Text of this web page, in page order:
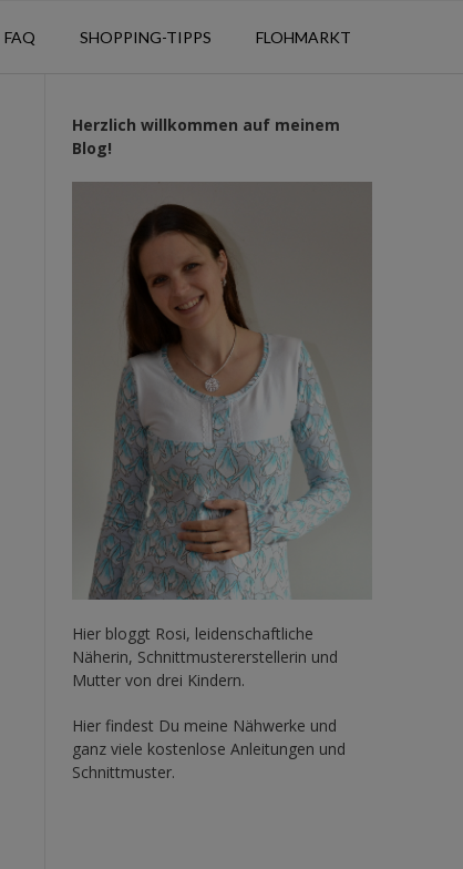
FAQ SHOPPING-TIPPS FLOHMARKT
Herzlich willkommen auf meinem
Blog!
Hier bloggt Rosi, leidenschaftliche
Näherin, Schnittmustererstellerin und
Mutter von drei Kindern.
Hier findest Du meine Nähwerke und
ganz viele kostenlose Anleitungen und
Schnittmuster.